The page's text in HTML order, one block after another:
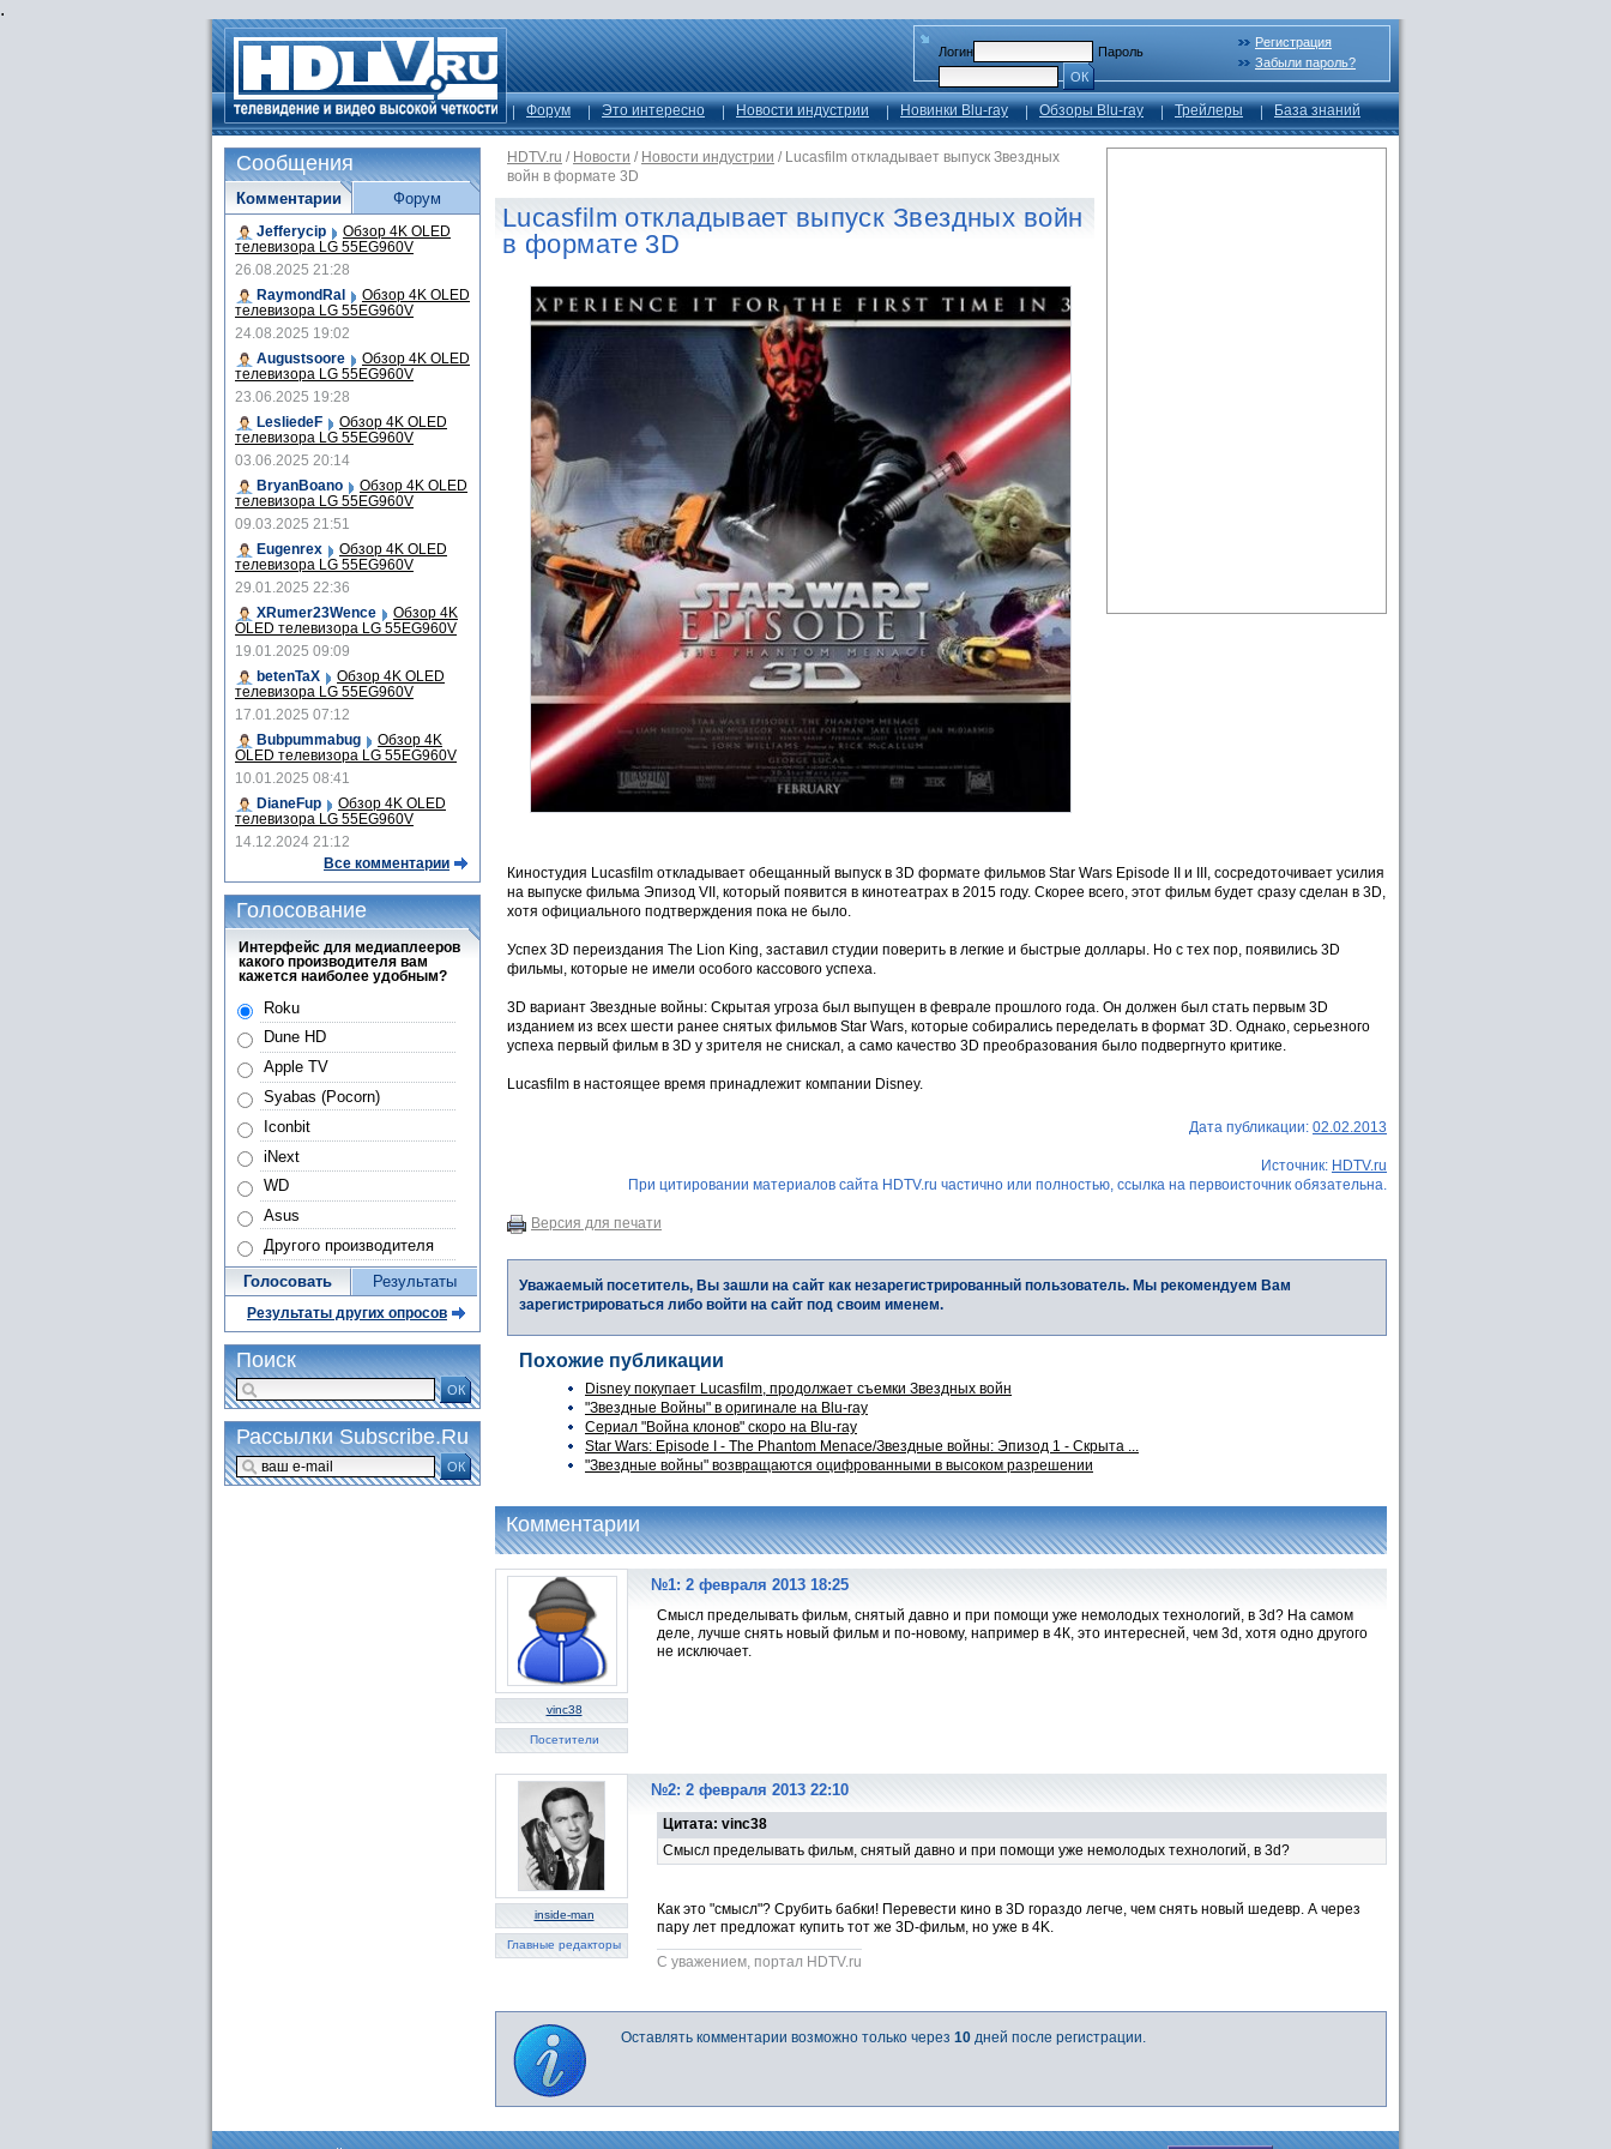
.
Логин
Пароль
ОК
Регистрация
Забыли пароль?
Форум Это интересно Новости индустрии Новинки Blu-ray Обзоры Blu-ray Трейлеры База знаний
HDTV.ru / Новости / Новости индустрии / Lucasfilm откладывает выпуск Звездных
войн в формате 3D
Lucasfilm откладывает выпуск Звездных войн
в формате 3D
Киностудия Lucasfilm откладывает обещанный выпуск в 3D формате фильмов Star Wars Episode II и III, сосредоточивает усилия
на выпуске фильма Эпизод VII, который появится в кинотеатрах в 2015 году. Скорее всего, этот фильм будет сразу сделан в 3D,
хотя официального подтверждения пока не было.
Успех 3D переиздания The Lion King, заставил студии поверить в легкие и быстрые доллары. Но с тех пор, появились 3D
фильмы, которые не имели особого кассового успеха.
3D вариант Звездные войны: Скрытая угроза был выпущен в феврале прошлого года. Он должен был стать первым 3D
изданием из всех шести ранее снятых фильмов Star Wars, которые собирались переделать в формат 3D. Однако, серьезного
успеха первый фильм в 3D у зрителя не снискал, а само качество 3D преобразования было подвергнуто критике.
Lucasfilm в настоящее время принадлежит компании Disney.
Дата публикации: 02.02.2013
Источник: HDTV.ru
При цитировании материалов сайта HDTV.ru частично или полностью, ссылка на первоисточник обязательна.
Версия для печати
Уважаемый посетитель, Вы зашли на сайт как незарегистрированный пользователь. Мы рекомендуем Вам
зарегистрироваться либо войти на сайт под своим именем.
Похожие публикации
Disney покупает Lucasfilm, продолжает съемки Звездных войн
"Звездные Войны" в оригинале на Blu-ray
Сериал "Война клонов" скоро на Blu-ray
Star Wars: Episode I - The Phantom Menace/Звездные войны: Эпизод 1 - Скрыта ...
"Звездные войны" возвращаются оцифрованными в высоком разрешении
Комментарии
vinc38
Посетители
№1: 2 февраля 2013 18:25
Смысл пределывать фильм, снятый давно и при помощи уже немолодых технологий, в 3d? На самом
деле, лучше снять новый фильм и по-новому, например в 4К, это интересней, чем 3d, хотя одно другого
не исключает.
inside-man
Главные редакторы
№2: 2 февраля 2013 22:10
Цитата: vinc38
Смысл пределывать фильм, снятый давно и при помощи уже немолодых технологий, в 3d?
Как это "смысл"? Срубить бабки! Перевести кино в 3D гораздо легче, чем снять новый шедевр. А через
пару лет предложат купить тот же 3D-фильм, но уже в 4K.
C уважением, портал HDTV.ru
Оставлять комментарии возможно только через 10 дней после регистрации.
Сообщения
Комментарии
Jefferycip Обзор 4K OLED
телевизора LG 55EG960V
26.08.2025 21:28
RaymondRal
Обзор 4K OLED
телевизора LG 55EG960V
24.08.2025 19:02
Augustsoore
Обзор 4K OLED
телевизора LG 55EG960V
23.06.2025 19:28
LesliedeF
Обзор 4K OLED
телевизора LG 55EG960V
03.06.2025 20:14
BryanBoano
Обзор 4K OLED
телевизора LG 55EG960V
09.03.2025 21:51
Eugenrex
Обзор 4K OLED
телевизора LG 55EG960V
29.01.2025 22:36
XRumer23Wence
Обзор 4K
OLED телевизора LG 55EG960V
19.01.2025 09:09
betenTaX
Обзор 4K OLED
телевизора LG 55EG960V
17.01.2025 07:12
Bubpummabug
Обзор 4K
OLED телевизора LG 55EG960V
10.01.2025 08:41
DianeFup
Обзор 4K OLED
телевизора LG 55EG960V
14.12.2024 21:12
Все комментарии
Форум
Голосование
Интерфейс для медиаплееров
какого производителя вам
кажется наиболее удобным?
Roku
Dune HD
Apple TV
Syabas (Pocorn)
Iconbit
iNext
WD
Asus
Другого производителя
Голосовать Результаты
Результаты других опросов
Поиск
ОК
Рассылки Subscribe.Ru
ОК